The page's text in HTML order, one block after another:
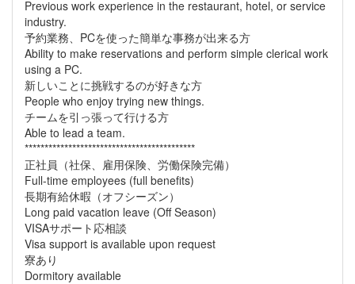
Previous work experience in the restaurant, hotel, or service
industry.
予約業務、PCを使った簡単な事務が出来る方
Ability to make reservations and perform simple clerical work
using a PC.
新しいことに挑戦するのが好きな方
People who enjoy trying new things.
チームを引っ張って行ける方
Able to lead a team.
*******************************************
正社員（社保、雇用保険、労働保険完備）
Full-time employees (full benefits)
長期有給休暇（オフシーズン）
Long paid vacation leave (Off Season)
VISAサポート応相談
Visa support is available upon request
寮あり
Dormitory available